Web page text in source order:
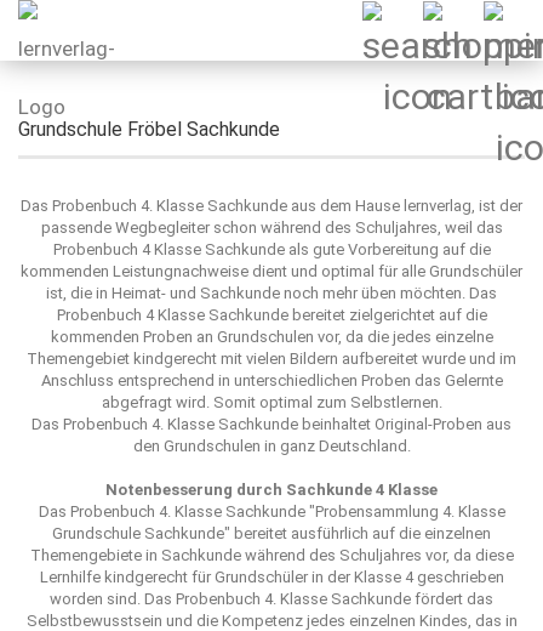
Grundschule Fröbel Sachkunde
Das Probenbuch 4. Klasse Sachkunde aus dem Hause lernverlag, ist der
passende Wegbegleiter schon während des Schuljahres, weil das
Probenbuch 4 Klasse Sachkunde als gute Vorbereitung auf die
kommenden Leistungnachweise dient und optimal für alle Grundschüler
ist, die in Heimat- und Sachkunde noch mehr üben möchten. Das
Probenbuch 4 Klasse Sachkunde bereitet zielgerichtet auf die
kommenden Proben an Grundschulen vor, da die jedes einzelne
Themengebiet kindgerecht mit vielen Bildern aufbereitet wurde und im
Anschluss entsprechend in unterschiedlichen Proben das Gelernte
abgefragt wird. Somit optimal zum Selbstlernen.
Das Probenbuch 4. Klasse Sachkunde beinhaltet Original-Proben aus
den Grundschulen in ganz Deutschland.
Notenbesserung durch Sachkunde 4 Klasse
Das Probenbuch 4. Klasse Sachkunde "Probensammlung 4. Klasse
Grundschule Sachkunde" bereitet ausführlich auf die einzelnen
Themengebiete in Sachkunde während des Schuljahres vor, da diese
Lernhilfe kindgerecht für Grundschüler in der Klasse 4 geschrieben
worden sind. Das Probenbuch 4. Klasse Sachkunde fördert das
Selbstbewusstsein und die Kompetenz jedes einzelnen Kindes, das in